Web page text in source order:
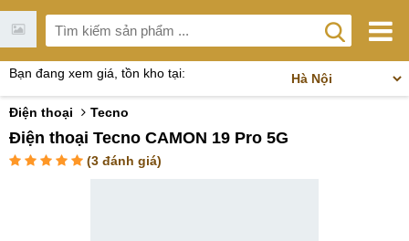
Bạn đang xem giá, tồn kho tại:
Điện thoại Tecno
Điện thoại Tecno CAMON 19 Pro 5G
(3 đánh giá)